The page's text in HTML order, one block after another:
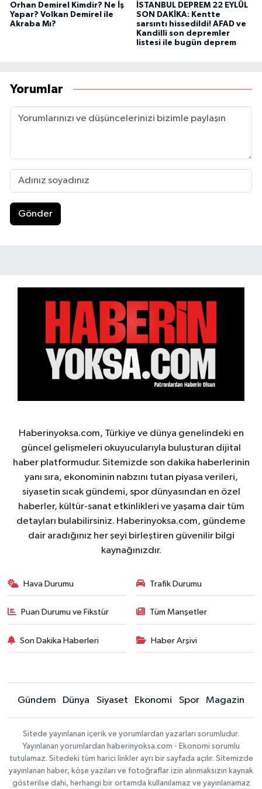
Orhan Demirel Kimdir? Ne İş
Yapar? Volkan Demirel ile
Akraba Mı?
İSTANBUL DEPREM 22 EYLÜL
SON DAKİKA: Kentte
sarsıntı hissedildi! AFAD ve
Kandilli son depremler
listesi ile bugün deprem
Yorumlar
Gönder
Haberinyoksa.com, Türkiye ve dünya genelindeki en
güncel gelişmeleri okuyucularıyla buluşturan dijital
haber platformudur. Sitemizde son dakika haberlerinin
yanı sıra, ekonominin nabzını tutan piyasa verileri,
siyasetin sıcak gündemi, spor dünyasından en özel
haberler, kültür-sanat etkinlikleri ve yaşama dair tüm
detayları bulabilirsiniz. Haberinyoksa.com, gündeme
dair aradığınız her şeyi birleştiren güvenilir bilgi
kaynağınızdır.
Hava Durumu Trafik Durumu
Puan Durumu ve Fikstür Tüm Manşetler
Son Dakika Haberleri Haber Arşivi
Gündem Dünya Siyaset Ekonomi Spor Magazin
Sitede yayınlanan içerik ve yorumlardan yazarları sorumludur.
Yayınlanan yorumlardan haberinyoksa.com - Ekonomi sorumlu
tutulamaz. Sitedeki tüm harici linkler ayrı bir sayfada açılır. Sitemizde
yayınlanan haber, köşe yazıları ve fotoğraflar izin alınmaksızın kaynak
gösterilse dahi, herhangi bir ortamda kullanılamaz ve yayınlanamaz